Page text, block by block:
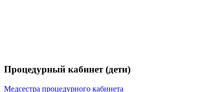
Процедурный кабинет (дети)
Медсестра процедурного кабинета